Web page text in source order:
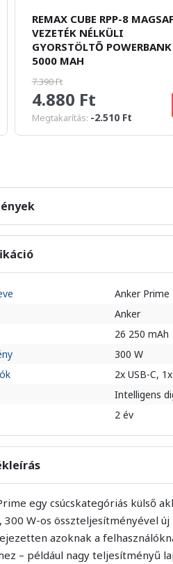
REMAX CUBE RPP-8
VEZETÉK NÉLKÜLI
GYORSTÖLTŐ POWERBANK
5000 MAH
7.390 Ft
4.880 Ft
Megtakarítás: -2.510 Ft
Anker
Anker
26 250 mAh
300 W
2x USB-C,
Intelligens
2 év
egy csúcskategóriás külső
300 W-os összteljesítményével
azoknak a
– például nagy teljesítményű